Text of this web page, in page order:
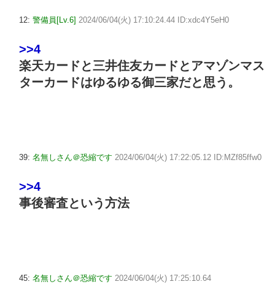
12: 警備員[Lv.6] 2024/06/04(火) 17:10:24.44 ID:xdc4Y5eH0
>>4
楽天カードと三井住友カードとアマゾンマス
ターカードはゆるゆる御三家だと思う。
39: 名無しさん＠恐縮です 2024/06/04(火) 17:22:05.12 ID:MZf85ffw0
>>4
事後審査という方法
45: 名無しさん＠恐縮です 2024/06/04(火) 17:25:10.64